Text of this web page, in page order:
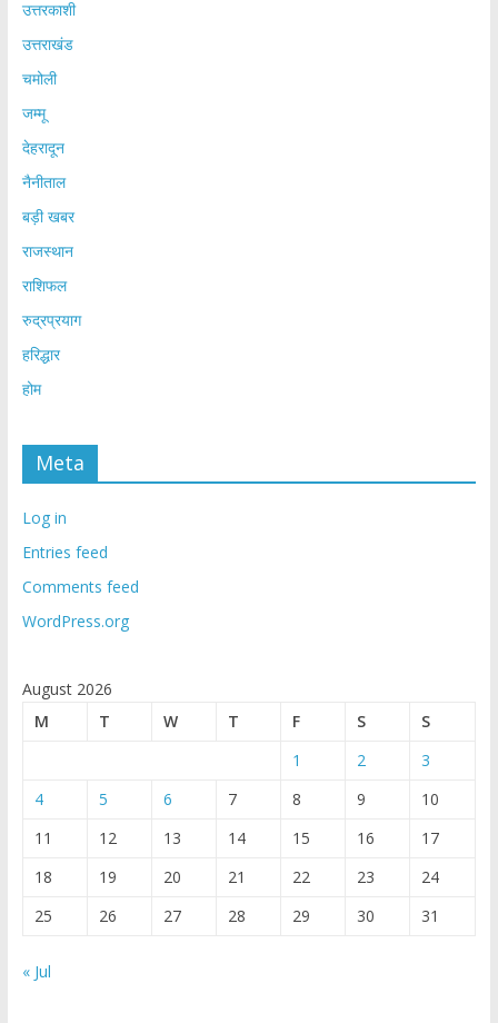
उत्तरकाशी
उत्तराखंड
चमोली
जम्मू
देहरादून
नैनीताल
बड़ी खबर
राजस्थान
राशिफल
रुद्रप्रयाग
हरिद्धार
होम
Meta
Log in
Entries feed
Comments feed
WordPress.org
August 2026
M
T W T F S
S
1
2
3
4
5 6 7 8 9
10
11
12 13 14 15 16
17
18
19 20 21 22 23
24
25
26 27 28 29 30 31
« Jul